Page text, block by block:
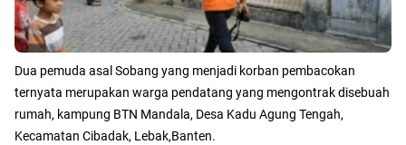
Dua pemuda asal Sobang yang menjadi korban pembacokan
ternyata merupakan warga pendatang yang mengontrak disebuah
rumah, kampung BTN Mandala, Desa Kadu Agung Tengah,
Kecamatan Cibadak, Lebak,Banten.